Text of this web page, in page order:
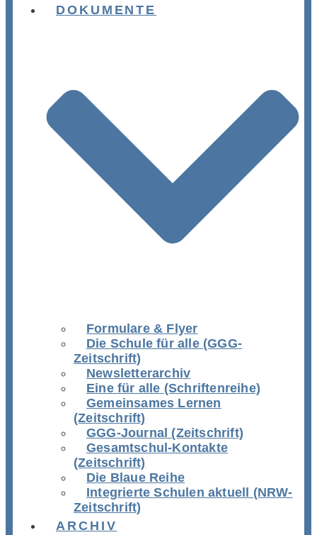
DOKUMENTE
Formulare & Flyer
Die Schule für alle (GGG-
Zeitschrift)
Newsletterarchiv
Eine für alle (Schriftenreihe)
Gemeinsames Lernen
(Zeitschrift)
GGG-Journal (Zeitschrift)
Gesamtschul-Kontakte
(Zeitschrift)
Die Blaue Reihe
Integrierte Schulen aktuell (NRW-
Zeitschrift)
ARCHIV